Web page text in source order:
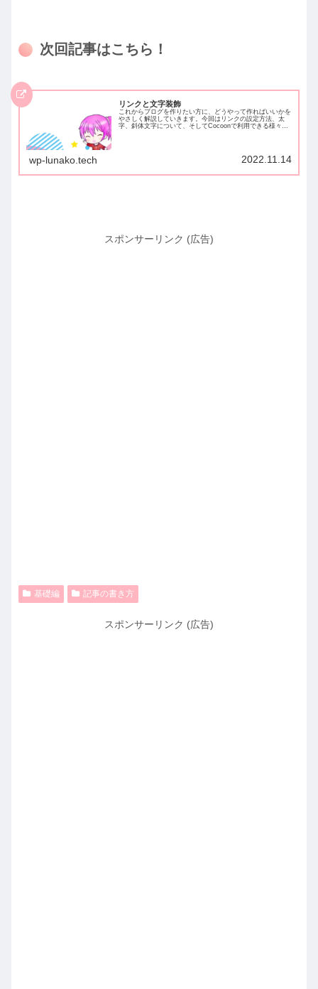
次回記事はこちら！
リンクと文字装飾
これからブログを作りたい方に、どうやって作ればいいかを
やさしく解説していきます。今回はリンクの設定方法、太
字、斜体文字について、そしてCocoonで利用できる様々な
wp-lunako.tech 2022.11.14
スポンサーリンク (広告)
基礎編 記事の書き方
スポンサーリンク (広告)